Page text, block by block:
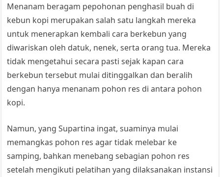
Menanam beragam pepohonan penghasil buah di
kebun kopi merupakan salah satu langkah mereka
untuk menerapkan kembali cara berkebun yang
diwariskan oleh datuk, nenek, serta orang tua. Mereka
tidak mengetahui secara pasti sejak kapan cara
berkebun tersebut mulai ditinggalkan dan beralih
dengan hanya menanam pohon res di antara pohon
kopi.
Namun, yang Supartina ingat, suaminya mulai
memangkas pohon res agar tidak melebar ke
samping, bahkan menebang sebagian pohon res
setelah mengikuti pelatihan yang dilaksanakan instansi